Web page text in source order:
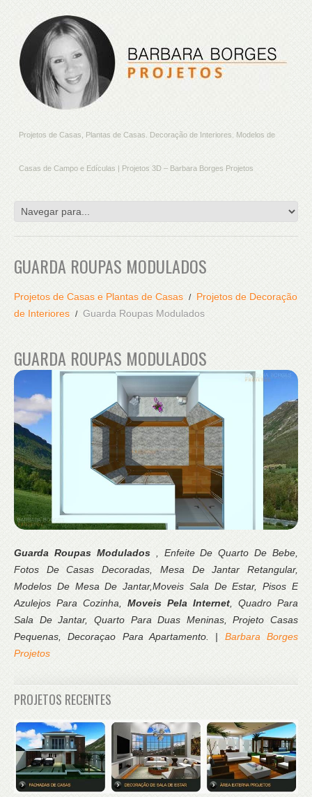
Projetos de Casas, Plantas de Casas. Decoração de Interiores. Modelos de
Casas de Campo e Edículas | Projetos 3D – Barbara Borges Projetos
GUARDA ROUPAS MODULADOS
Projetos de Casas e Plantas de Casas
Projetos de Decoração
de Interiores
Guarda Roupas Modulados
GUARDA ROUPAS MODULADOS
Guarda Roupas Modulados , Enfeite De Quarto De Bebe,
Fotos De Casas Decoradas, Mesa De Jantar Retangular,
Modelos De Mesa De Jantar,Moveis Sala De Estar, Pisos E
Azulejos Para Cozinha, Moveis Pela Internet, Quadro Para
Sala De Jantar, Quarto Para Duas Meninas, Projeto Casas
Pequenas, Decoraçao Para Apartamento. | Barbara Borges
Projetos
PROJETOS RECENTES